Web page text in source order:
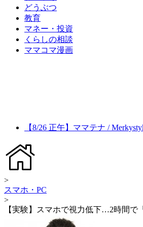
どうぶつ
教育
マネー・投資
くらしの相談
ママコマ漫画
【8/26 正午】ママテナ /
>
スマホ・PC
>
【実験】スマホで視力低下…2時間で